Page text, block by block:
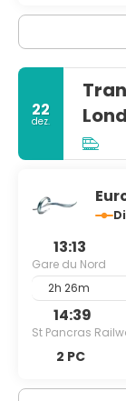
22
dez.
13:13
Gare du Nord
2h 26m
14:39
St Pancras
2 PC